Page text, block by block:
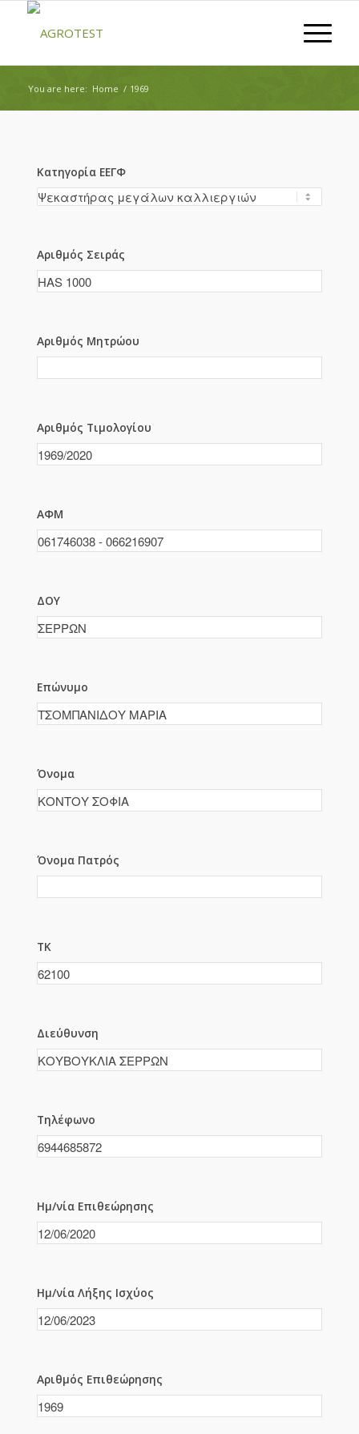
You are here: Home / 1969
Κατηγορία ΕΕΓΦ
Αριθμός Σειράς
Αριθμός Μητρώου
Αριθμός Τιμολογίου
ΑΦΜ
ΔΟΥ
Επώνυμο
Όνομα
Όνομα Πατρός
ΤΚ
Διεύθυνση
Τηλέφωνο
Ημ/νία Επιθεώρησης
Ημ/νία Λήξης Ισχύος
Αριθμός Επιθεώρησης